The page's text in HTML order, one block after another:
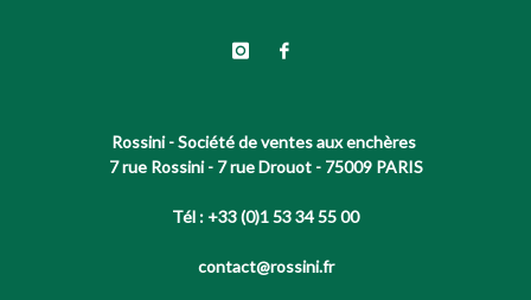
Rossini - Société de ventes aux enchères
7 rue Rossini - 7 rue Drouot - 75009 PARIS
Tél : +33 (0)1 53 34 55 00
contact@rossini.fr